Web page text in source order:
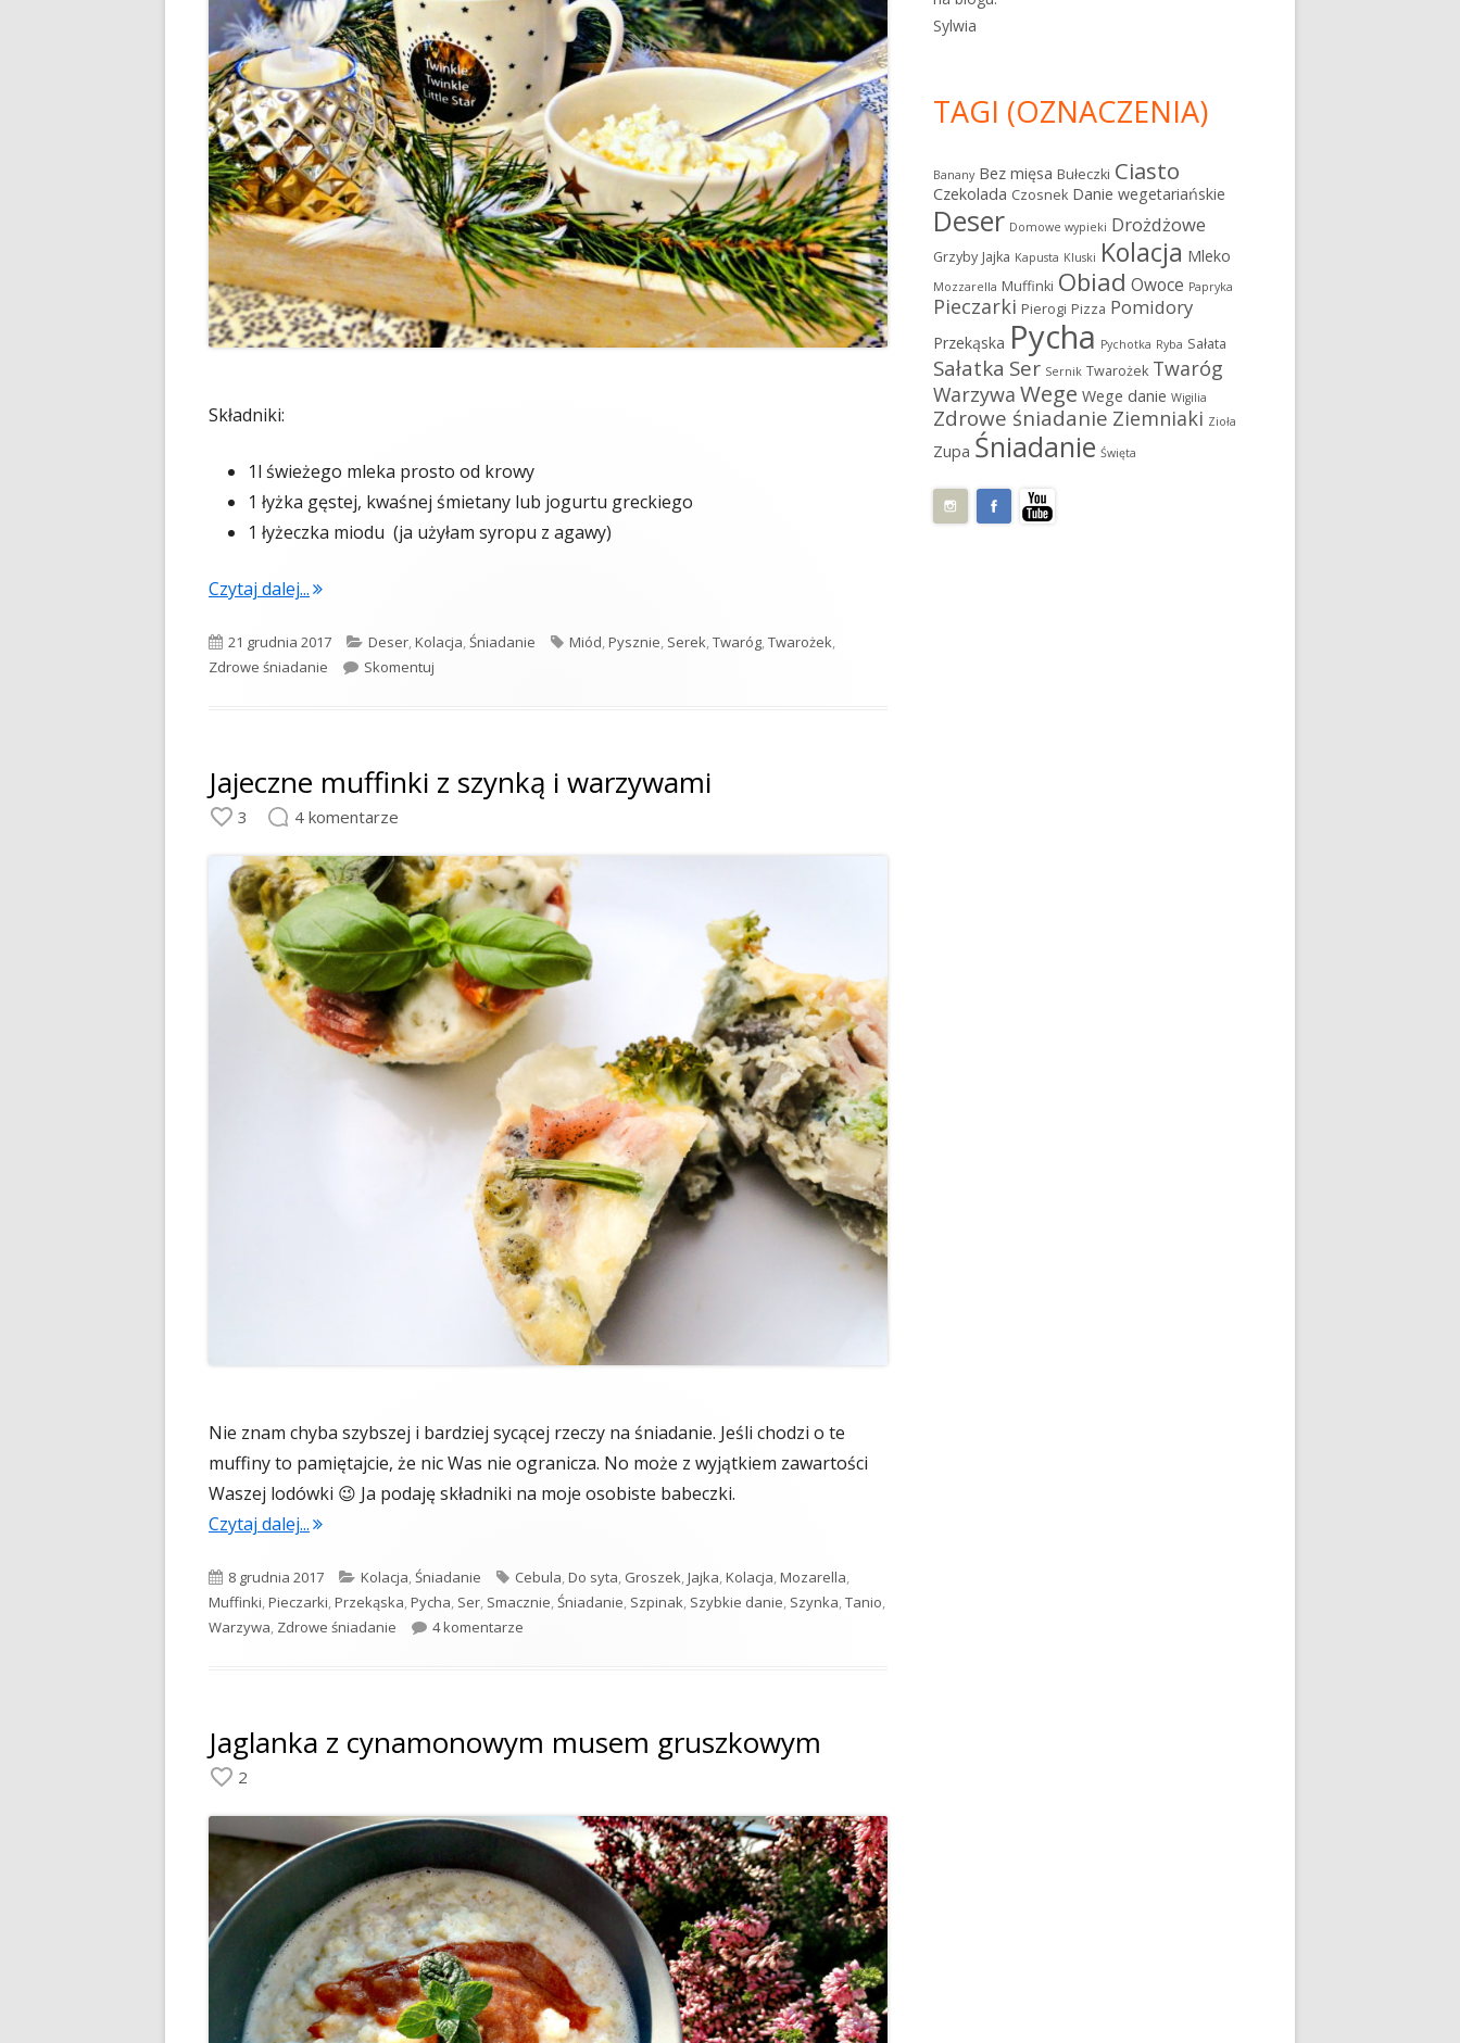
Składniki:
1l świeżego mleka prosto od krowy
1 łyżka gęstej, kwaśnej śmietany lub jogurtu greckiego
1 łyżeczka miodu (ja użyłam syropu z agawy)
Czytaj dalej..."Delikatny serek z wiejskiego mleka"
Opublikowano
21 grudnia 2017 Kategorie
Deser,Kolacja,Śniadanie Tagi
Miód,Pysznie, Serek,Twaróg,Twarożek,
Zdrowe śniadanie
Skomentuj
Jajeczne muffinki z szynką i warzywami
3 4 komentarze
Nie znam chyba szybszej i bardziej sycącej rzeczy na śniadanie. Jeśli chodzi o te
muffiny to pamiętajcie, że nic Was nie ogranicza. No może z wyjątkiem zawartości
Waszej lodówki 😉 Ja podaję składniki na moje osobiste babeczki.
Czytaj dalej..."Jajeczne muffinki z szynką i warzywami"
Opublikowano
8 grudnia 2017 Kategorie
Kolacja,Śniadanie Tagi
Cebula,Do syta, Groszek,Jajka,Kolacja,Mozarella,
Muffinki,Pieczarki,Przekąska,Pycha, Ser, Smacznie,Śniadanie, Szpinak, Szybkie danie, Szynka,Tanio,
Warzywa, Zdrowe śniadanie 4 komentarze
Jaglanka z cynamonowym musem gruszkowym
2
Sylwia
TAGI (OZNACZENIA)
Banany Bez mięsa Bułeczki Ciasto
Czekolada Czosnek Danie wegetariańskie
Deser Domowe wypieki Drożdżowe
Grzyby Jajka Kapusta Kluski Kolacja Mleko
Mozzarella Muffinki Obiad Owoce Papryka
Pieczarki Pierogi Pizza Pomidory
Przekąska Pycha Pychotka Ryba Sałata
Sałatka Ser Sernik Twarożek Twaróg
Warzywa Wege Wege danie Wigilia
Zdrowe śniadanie Ziemniaki Zioła
Zupa Śniadanie Święta